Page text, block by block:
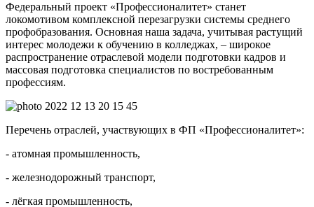
Федеральный проект «Профессионалитет» станет
локомотивом комплексной перезагрузки системы среднего
профобразования. Основная наша задача, учитывая растущий
интерес молодежи к обучению в колледжах, – широкое
распространение отраслевой модели подготовки кадров и
массовая подготовка специалистов по востребованным
профессиям.
Перечень отраслей, участвующих в ФП «Профессионалитет»:
- атомная промышленность,
- железнодорожный транспорт,
- лёгкая промышленность,